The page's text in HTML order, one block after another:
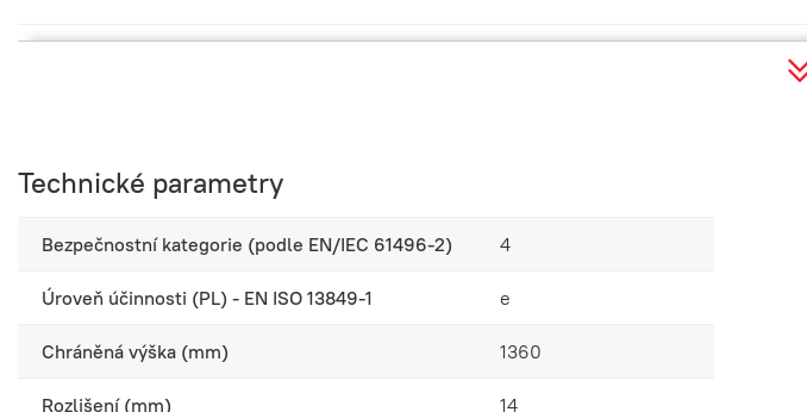
1330005
Technické parametry
Bezpečnostní kategorie (podle EN/IEC 61496-2) 4
Úroveň účinnosti (PL) - EN ISO 13849-1 e
Chráněná výška (mm) 1360
Rozlišení (mm) 14